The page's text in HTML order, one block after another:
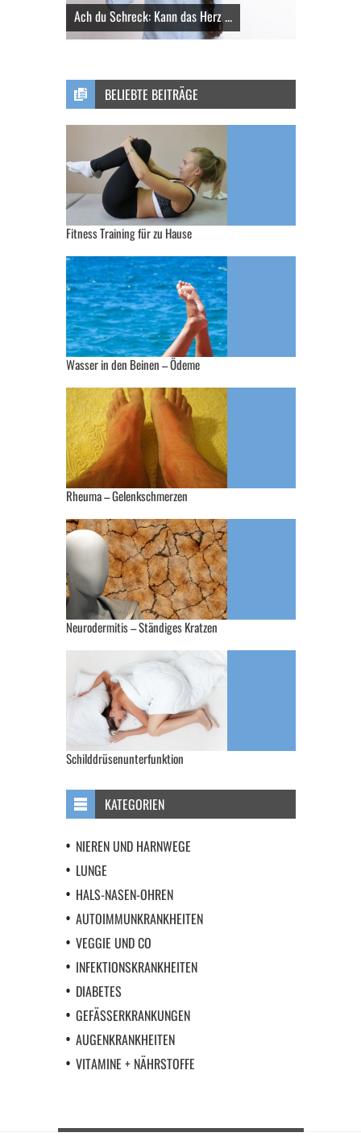
Ach du Schreck: Kann das Herz ...
BELIEBTE BEITRÄGE
Fitness Training für zu Hause
Wasser in den Beinen – Ödeme
Rheuma – Gelenkschmerzen
Neurodermitis – Ständiges Kratzen
Schilddrüsenunterfunktion
KATEGORIEN
NIEREN UND HARNWEGE
LUNGE
HALS-NASEN-OHREN
AUTOIMMUNKRANKHEITEN
VEGGIE UND CO
INFEKTIONSKRANKHEITEN
DIABETES
GEFÄSSERKRANKUNGEN
AUGENKRANKHEITEN
VITAMINE + NÄHRSTOFFE